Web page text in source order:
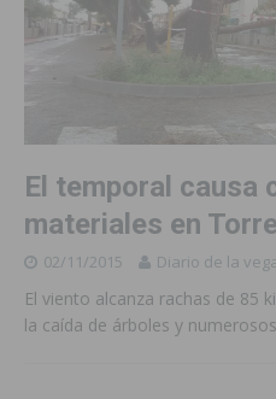
El temporal causa
materiales en
02/11/2015 Diario de la
El viento alcanza rachas de 85
la caída de árboles y